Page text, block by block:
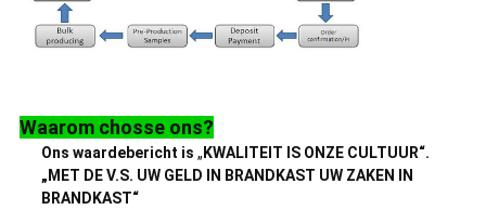
Waarom chosse ons?
Ons waardebericht is „ KWALITEIT IS ONZE CULTUUR“.
„MET DE V.S. UW GELD IN BRANDKAST UW ZAKEN IN
BRANDKAST“